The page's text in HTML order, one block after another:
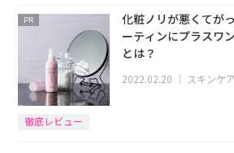
PR
化粧ノリが悪くてが
ーティンにプラスワ
とは？
2022.02.20 ｜ スキンケア
徹底レビュー